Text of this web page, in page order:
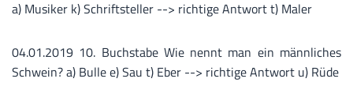
a) Musiker k) Schriftsteller --> richtige Antwort t) Maler
04.01.2019 10. Buchstabe Wie nennt man ein männliches
Schwein? a) Bulle e) Sau t) Eber --> richtige Antwort u) Rüde